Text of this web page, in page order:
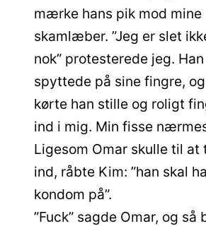
mærke hans pik mod mine
skamlæber. ”Jeg er slet
nok” protesterede jeg. Han
spyttede på sine fingre,
kørte han stille og roligt
ind i mig. Min fisse
Ligesom Omar skulle til
ind, råbte Kim: ”han skal
kondom på”.
”Fuck” sagde Omar, og så